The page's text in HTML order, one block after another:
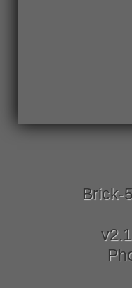
Brick-